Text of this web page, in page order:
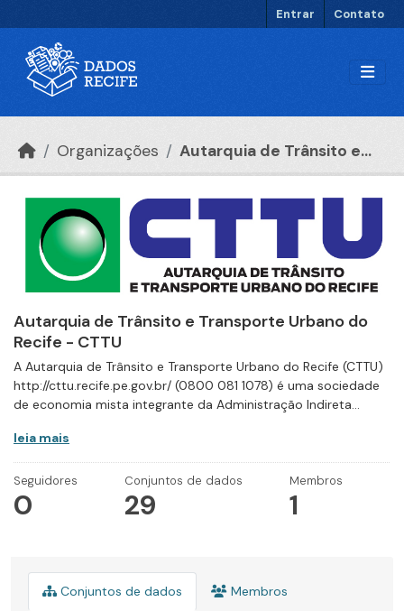
Entrar Contato
Organizações Autarquia de Trânsito e...
Autarquia de Trânsito e Transporte Urbano do
Recife - CTTU
A Autarquia de Trânsito e Transporte Urbano do Recife (CTTU)
http://cttu.recife.pe.gov.br/ (0800 081 1078) é uma sociedade
de economia mista integrante da Administração Indireta...
leia mais
Seguidores
0
Conjuntos de dados
29
Membros
1
Conjuntos de dados Membros